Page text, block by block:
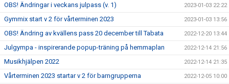
OBS! Ändringar i veckans julpass (v. 1) 2023-01-03 22:22
Gymmix start v 2 för vårterminen 2023 2023-01-03 13:56
OBS! Ändring av kvällens pass 20 december till Tabata 2022-12-20 13:44
Julgympa - inspirerande popup-träning på hemmaplan 2022-12-14 21:56
Musikhjälpen 2022 2022-12-14 21:35
Vårterminen 2023 startar v 2 för barngrupperna 2022-12-05 10:00